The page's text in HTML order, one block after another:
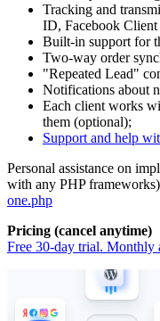
Tracking and
ID, Facebook
Built-in support for
Two-way order
"Repeated Lead"
Notifications about
Each client works
them (optional);
Support and help
Personal assistance on
with any PHP
one.php
Pricing (cancel anytime)
Free 30-day trial. Monthly